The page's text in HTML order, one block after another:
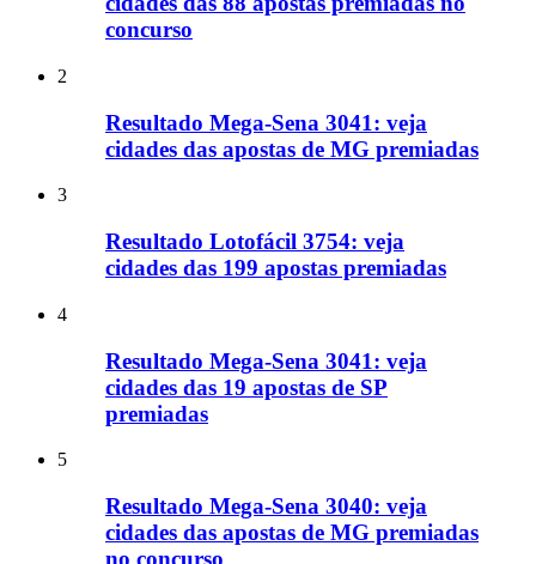
concurso
2
Resultado Mega-Sena 3041: veja
cidades das apostas de MG premiadas
3
Resultado Lotofácil 3754: veja
cidades das 199 apostas premiadas
4
Resultado Mega-Sena 3041: veja
cidades das 19 apostas de SP
premiadas
5
Resultado Mega-Sena 3040: veja
cidades das apostas de MG premiadas
no concurso